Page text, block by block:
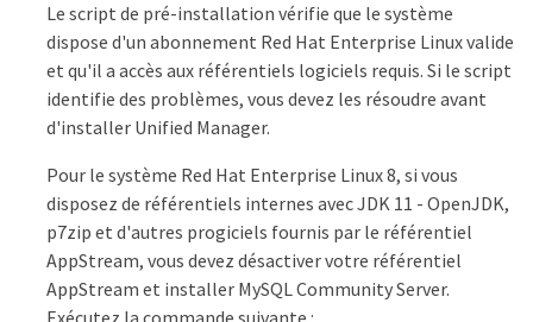
Le script de pré-installation vérifie que le système
dispose d'un abonnement Red Hat Enterprise Linux valide
et qu'il a accès aux référentiels logiciels requis. Si le script
identifie des problèmes, vous devez les résoudre avant
d'installer Unified Manager.
Pour le système Red Hat Enterprise Linux 8, si vous
disposez de référentiels internes avec JDK 11 - OpenJDK,
p7zip et d'autres progiciels fournis par le référentiel
AppStream, vous devez désactiver votre référentiel
AppStream et installer MySQL Community Server.